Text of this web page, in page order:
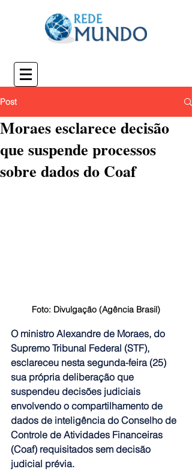
Post
Moraes esclarece decisão
que suspende processos
sobre dados do Coaf
Foto: Divulgação (Agência Brasil)
O ministro Alexandre de Moraes, do
Supremo Tribunal Federal (STF),
esclareceu nesta segunda-feira (25)
sua própria deliberação que
suspendeu decisões judiciais
envolvendo o compartilhamento de
dados de inteligência do Conselho de
Controle de Atividades Financeiras
(Coaf) requisitados sem decisão
judicial prévia.